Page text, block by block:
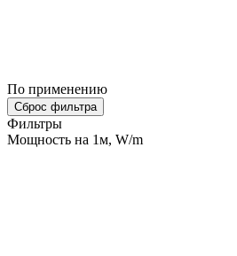
По применению
Сброс фильтра
Фильтры
Мощность на 1м, W/m